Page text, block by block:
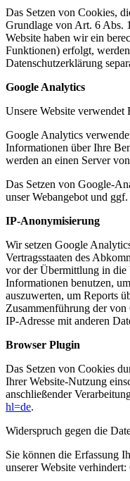
Das Setzen von Cookies,
Grundlage von Art. 6 Abs.
Website haben wir ein
Funktionen) erfolgt,
Datenschutzerklärung
Google Analytics
Unsere Website
Google Analytics
Informationen über Ihre
werden an einen Server
Das Setzen von Google-
unser Webangebot und
IP-Anonymisierung
Wir setzen Google
Vertragsstaaten des
vor der Übermittlung in die
Informationen benutzen,
auszuwerten, um Reports
Zusammenführung der
IP-Adresse mit anderen
Browser Plugin
Das Setzen von Cookies
Ihrer Website-Nutzung
anschließender
hl=de.
Widerspruch gegen die
Sie können die Erfassung
unserer Website